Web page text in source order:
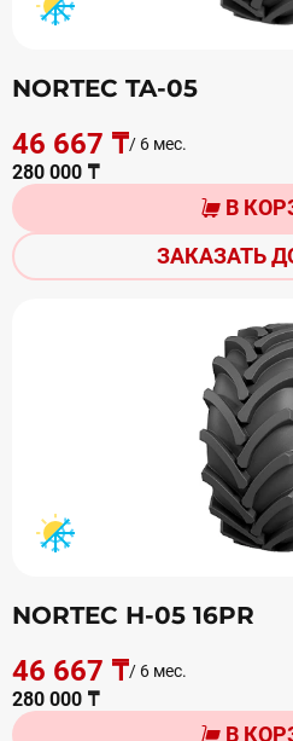
NORTEC TA-05
46 667 ₸/ 6 мес.
280 000 ₸
В
ЗАКАЗАТЬ
NORTEC Н-05 16PR
46 667 ₸/ 6 мес.
280 000 ₸
В